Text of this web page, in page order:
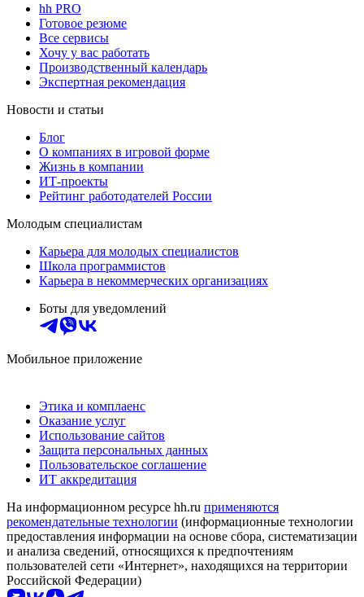
hh PRO
Готовое резюме
Все сервисы
Хочу у вас работать
Производственный календарь
Экспертная рекомендация
Новости и статьи
Блог
О компаниях в игровой форме
Жизнь в компании
ИТ-проекты
Рейтинг работодателей России
Молодым специалистам
Карьера для молодых специалистов
Школа программистов
Карьера в некоммерческих организациях
Боты для уведомлений
Мобильное приложение
Этика и комплаенс
Оказание услуг
Использование сайтов
Защита персональных данных
Пользовательское соглашение
ИТ аккредитация
На информационном ресурсе hh.ru применяются
рекомендательные технологии (информационные технологии
предоставления информации на основе сбора, систематизации
и анализа сведений, относящихся к предпочтениям
пользователей сети «Интернет», находящихся на территории
Российской Федерации)